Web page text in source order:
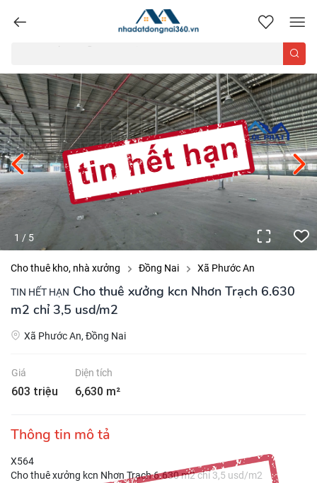
nhadatdongnai360.vn
1 / 5
Cho thuê kho, nhà xưởng Đồng Nai Xã Phước An
TIN HẾT HẠN Cho thuê xưởng kcn Nhơn Trạch 6.630
m2 chỉ 3,5 usd/m2
Xã Phước An, Đồng Nai
Giá
603 triệu
Diện tích
6,630 m²
Thông tin mô tả
X564
Cho thuê xưởng kcn Nhơn Trạch 6.630 m2 chỉ 3,5 usd/m2